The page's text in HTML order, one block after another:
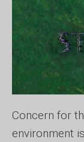
Concern for
environment